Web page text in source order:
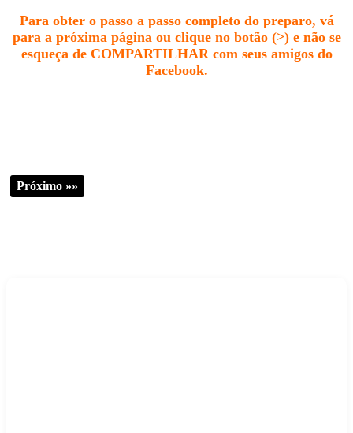
Para obter o passo a passo completo do preparo, vá
para a próxima página ou clique no botão (>) e não se
esqueça de COMPARTILHAR com seus amigos do
Facebook.
Próximo »»